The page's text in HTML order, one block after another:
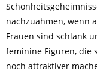
nachzuahmen, wenn
Frauen sind schlank
feminine Figuren, die
noch attraktiver